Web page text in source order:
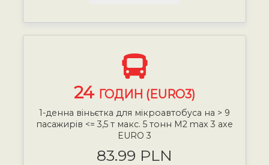
24 ГОДИН (EURO3)
1-денна віньєтка для мікроавтобуса на > 9
пасажирів <= 3,5 т макс. 5 тонн М2 max 3 axe
EURO 3
83.99 PLN